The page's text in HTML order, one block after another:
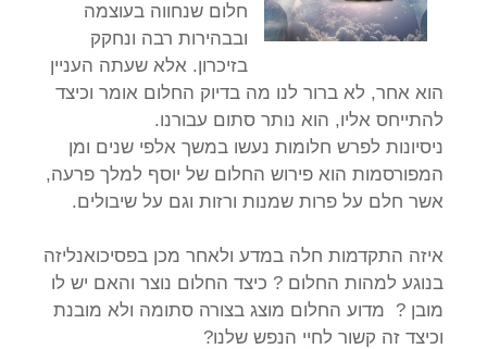
חלום שנחווה בעוצמה
ובבהירות רבה ונחקק
בזיכרון. אלא שעתה העניין
הוא אחר, לא ברור לנו מה בדיוק החלום אומר וכיצד
להתייחס אליו, הוא נותר סתום עבורנו.
ניסיונות לפרש חלומות נעשו במשך אלפי שנים ומן
המפורסמות הוא פירוש החלום של יוסף למלך פרעה,
אשר חלם על פרות שמנות ורזות וגם על שיבולים.
איזה התקדמות חלה במדע ולאחר מכן בפסיכואנליזה
בנוגע למהות החלום ? כיצד החלום נוצר והאם יש לו
מובן ? מדוע החלום מוצג בצורה סתומה ולא מובנת
וכיצד זה קשור לחיי הנפש שלנו?